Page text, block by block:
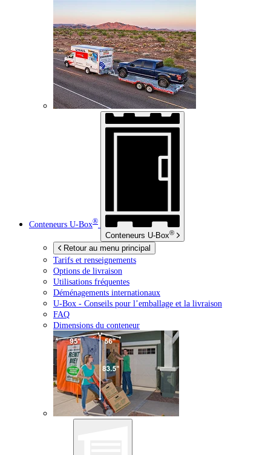
Conteneurs U-Box®
Conteneurs U-Box®
Retour au menu principal
Tarifs et renseignements
Options de livraison
Utilisations fréquentes
Déménagements internationaux
U-Box - Conseils pour l’emballage et la livraison
FAQ
Dimensions du conteneur